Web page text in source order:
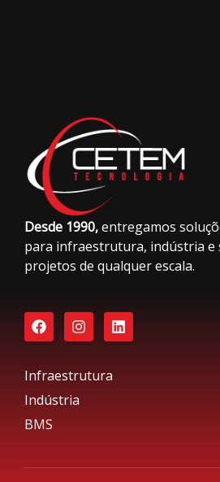
Desde 1990,entregamos
para infraestrutura, indústria e
projetos de qualquer escala.
Infraestrutura
Indústria
BMS